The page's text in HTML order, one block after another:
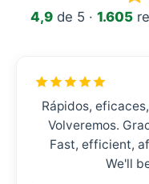
4,9 de 5 · 1.605
Rápidos,
Volveremos.
Fast, efficient,
We'll